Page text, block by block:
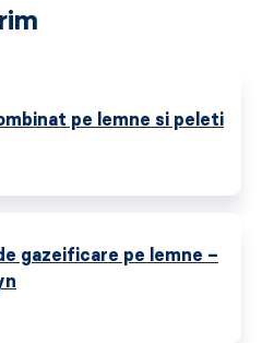
pe lemne si peleti
gazeificare pe lemne –